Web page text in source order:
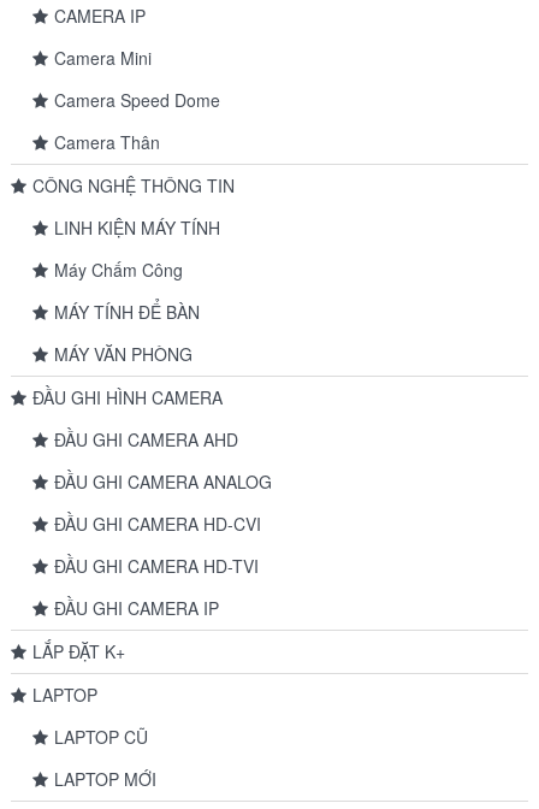
CAMERA IP
Camera Mini
Camera Speed Dome
Camera Thân
CÔNG NGHỆ THÔNG TIN
LINH KIỆN MÁY TÍNH
Máy Chấm Công
MÁY TÍNH ĐỂ BÀN
MÁY VĂN PHÒNG
ĐẦU GHI HÌNH CAMERA
ĐẦU GHI CAMERA AHD
ĐẦU GHI CAMERA ANALOG
ĐẦU GHI CAMERA HD-CVI
ĐẦU GHI CAMERA HD-TVI
ĐẦU GHI CAMERA IP
LẮP ĐẶT K+
LAPTOP
LAPTOP CŨ
LAPTOP MỚI